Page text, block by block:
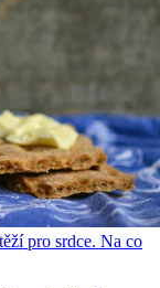
pro srdce. Na co